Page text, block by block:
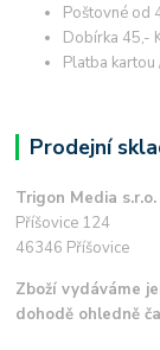
Poštovné od
Dobírka 45,-
Platba
Prodejní
Trigon Media s.r.o.
Příšovice 124
46346 Příšovice
Zboží vydáváme
dohodě ohledně